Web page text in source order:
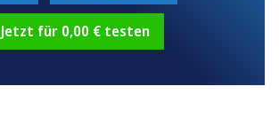
Jetzt für 0,00 € testen